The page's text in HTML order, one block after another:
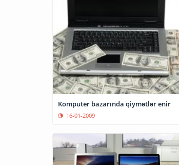
Kompüter bazarında qiymətlər enir
16-01-2009